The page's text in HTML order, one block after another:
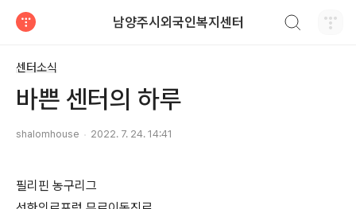
남양주시외국인복지센터
센터소식
바쁜 센터의 하루
shalomhouse 2022. 7. 24. 14:41
필리핀 농구리그